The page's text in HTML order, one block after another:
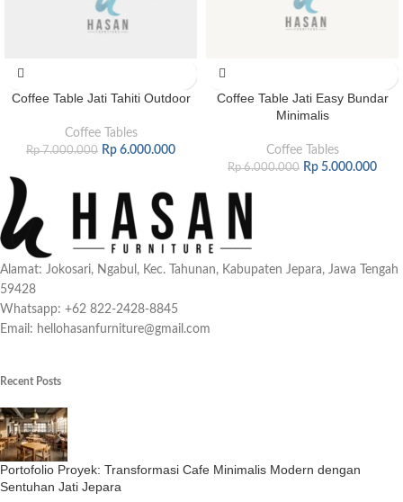
Coffee Table Jati Tahiti Outdoor
Coffee Tables
Rp7.000.000 Rp 6.000.000
Coffee Table Jati Easy Bundar
Minimalis
Coffee Tables
Rp6.000.000 Rp 5.000.000
Alamat: Jokosari, Ngabul, Kec. Tahunan, Kabupaten Jepara, Jawa Tengah
59428
Whatsapp: +62 822-2428-8845
Email: hellohasanfurniture@gmail.com
Recent Posts
Portofolio Proyek: Transformasi Cafe Minimalis Modern dengan
Sentuhan Jati Jepara